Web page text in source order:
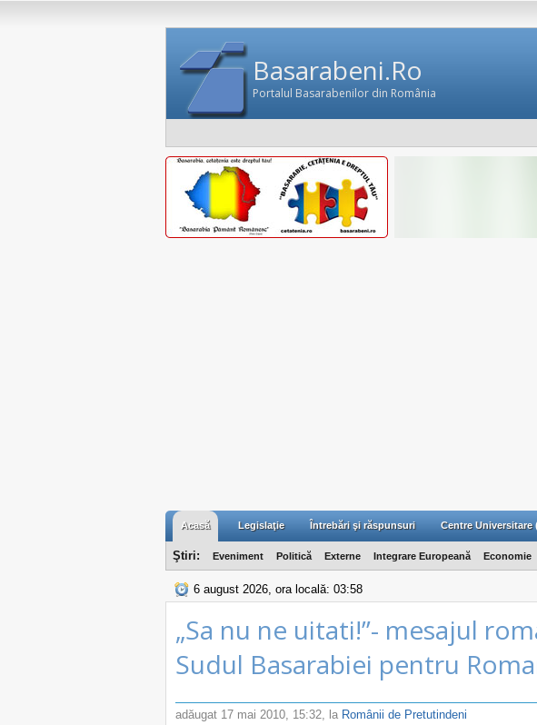
Basarabeni.Ro
Portalul Basarabenilor din România
Acasă Legislaţie Întrebări şi răspunsuri Centre Universitare
Ştiri: Eveniment Politică Externe Integrare Europeană Economie
6 august 2026, ora locală: 03:58
„Sa nu ne uitati!”- mesajul
Sudul Basarabiei pentru
adăugat 17 mai 2010, 15:32, la Românii de Pretutindeni